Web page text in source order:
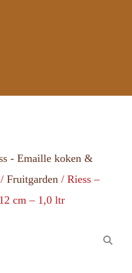
- Emaille koken &
/ Fruitgarden / Riess –
cm – 1,0 ltr